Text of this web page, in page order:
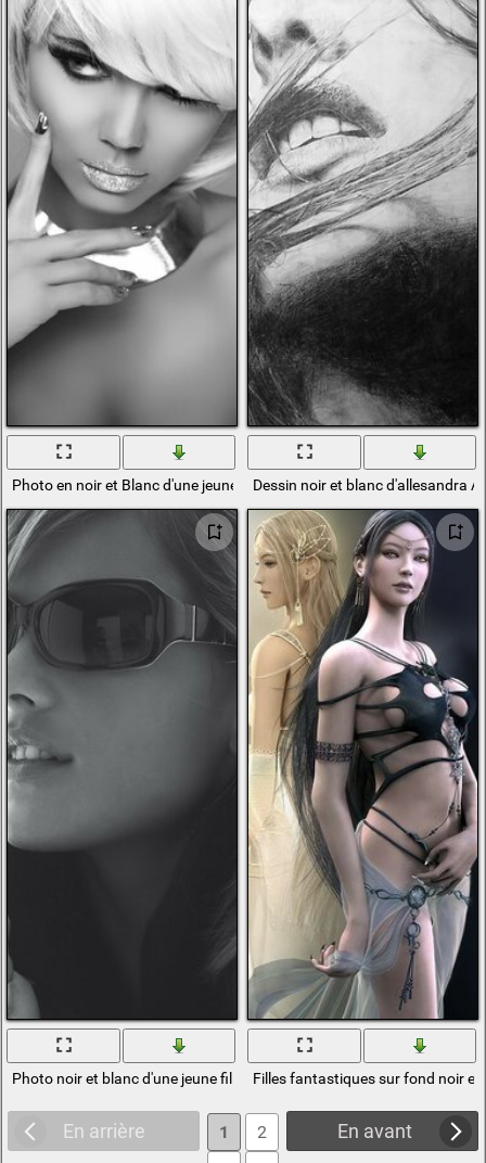
Photo en noir et Blanc d'une jeune fille aux cheveux courts
Dessin noir et blanc d'allesandra
Photo noir et blanc d'une jeune fille à lunettesFilles fantastiques sur fond noir et
En arrière En avant
1
2